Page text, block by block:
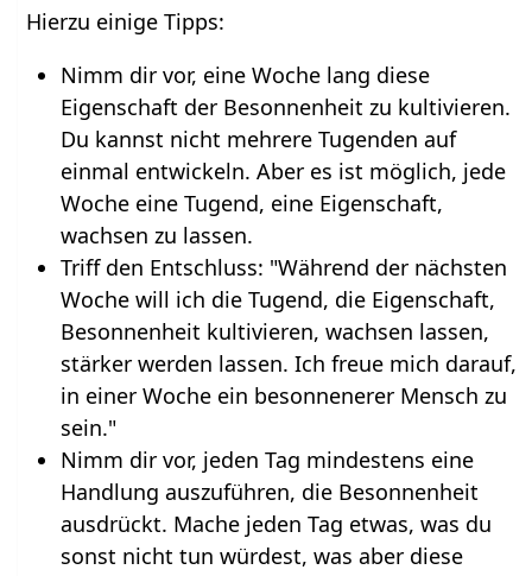
Hierzu einige Tipps:
Nimm dir vor, eine Woche lang diese
Eigenschaft der Besonnenheit zu kultivieren.
Du kannst nicht mehrere Tugenden auf
einmal entwickeln. Aber es ist möglich, jede
Woche eine Tugend, eine Eigenschaft,
wachsen zu lassen.
Triff den Entschluss: "Während der nächsten
Woche will ich die Tugend, die Eigenschaft,
Besonnenheit kultivieren, wachsen lassen,
stärker werden lassen. Ich freue mich darauf,
in einer Woche ein besonnenerer Mensch zu
sein."
Nimm dir vor, jeden Tag mindestens eine
Handlung auszuführen, die Besonnenheit
ausdrückt. Mache jeden Tag etwas, was du
sonst nicht tun würdest, was aber diese